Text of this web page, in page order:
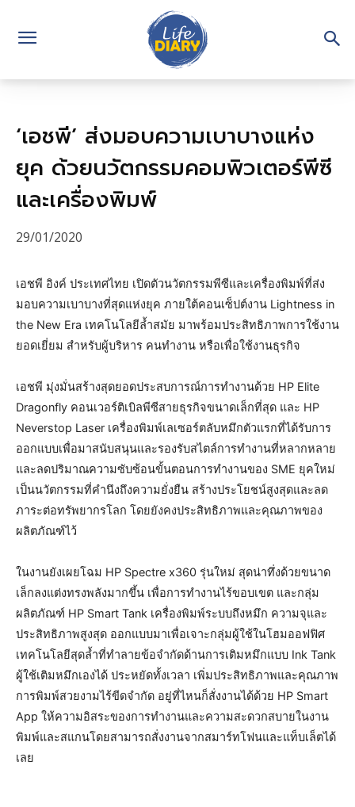
‘เอชพี’ ส่งมอบความเบาบางแห่ง
ยุค ด้วยนวัตกรรมคอมพิวเตอร์พีซี
และเครื่องพิมพ์
29/01/2020
เอชพี อิงค์ ประเทศไทย เปิดตัวนวัตกรรมพีซีและเครื่องพิมพ์ที่ส่ง
มอบความเบาบางที่สุดแห่งยุค ภายใต้คอนเซ็ปต์งาน Lightness in
the New Era เทคโนโลยีล้ำสมัย มาพร้อมประสิทธิภาพการใช้งาน
ยอดเยี่ยม สำหรับผู้บริหาร คนทำงาน หรือเพื่อใช้งานธุรกิจ
เอชพี มุ่งมั่นสร้างสุดยอดประสบการณ์การทำงานด้วย HP Elite
Dragonfly คอนเวอร์ติเบิลพีซีสายธุรกิจขนาดเล็กที่สุด และ HP
Neverstop Laser เครื่องพิมพ์เลเซอร์ตลับหมึกตัวแรกที่ได้รับการ
ออกแบบเพื่อมาสนับสนุนและรองรับสไตล์การทำงานที่หลากหลาย
และลดปริมาณความซับซ้อนขั้นตอนการทำงานของ SME ยุคใหม่
เป็นนวัตกรรมที่คำนึงถึงความยั่งยืน สร้างประโยชน์สูงสุดและลด
ภาระต่อทรัพยากรโลก โดยยังคงประสิทธิภาพและคุณภาพของ
ผลิตภัณฑ์ไว้
ในงานยังเผยโฉม HP Spectre x360 รุ่นใหม่ สุดน่าทึ่งด้วยขนาด
เล็กลงแต่งทรงพลังมากขึ้น เพื่อการทำงานไร้ขอบเขต และกลุ่ม
ผลิตภัณฑ์ HP Smart Tank เครื่องพิมพ์ระบบถึงหมึก ความจุและ
ประสิทธิภาพสูงสุด ออกแบบมาเพื่อเจาะกลุ่มผู้ใช้ในโฮมออฟฟิศ
เทคโนโลยีสุดล้ำที่ทำลายข้อจำกัดด้านการเติมหมึกแบบ Ink Tank
ผู้ใช้เติมหมึกเองได้ ประหยัดทั้งเวลา เพิ่มประสิทธิภาพและคุณภาพ
การพิมพ์สวยงามไร้ขีดจำกัด อยู่ที่ไหนก็สั่งงานได้ด้วย HP Smart
App ให้ความอิสระของการทำงานและความสะดวกสบายในงาน
พิมพ์และสแกนโดยสามารถสั่งงานจากสมาร์ทโฟนและแท็บเล็ตได้
เลย